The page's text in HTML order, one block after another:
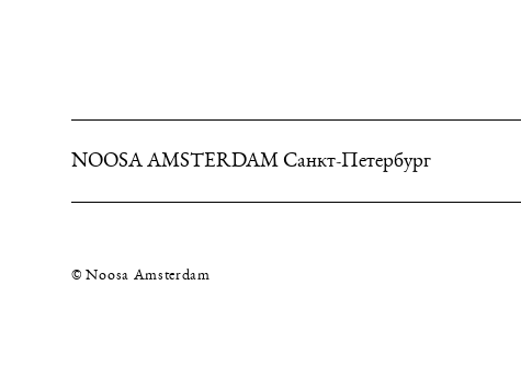
NOOSA AMSTERDAM Санкт-Петербург
© Noosa Amsterdam